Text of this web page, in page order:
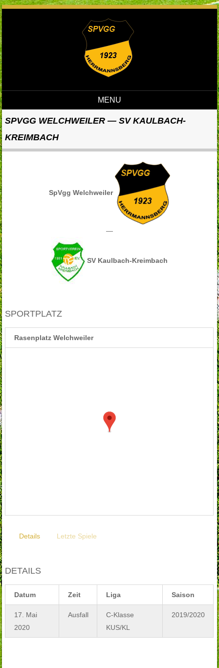
MENU
SPVGG WELCHWEILER — SV KAULBACH-
KREIMBACH
SpVgg Welchweiler
—
SV Kaulbach-Kreimbach
SPORTPLATZ
Rasenplatz Welchweiler
Details Letzte Spiele
DETAILS
Datum Zeit Liga Saison
17. Mai
2020
Ausfall
C-Klasse
KUS/KL
2019/2020